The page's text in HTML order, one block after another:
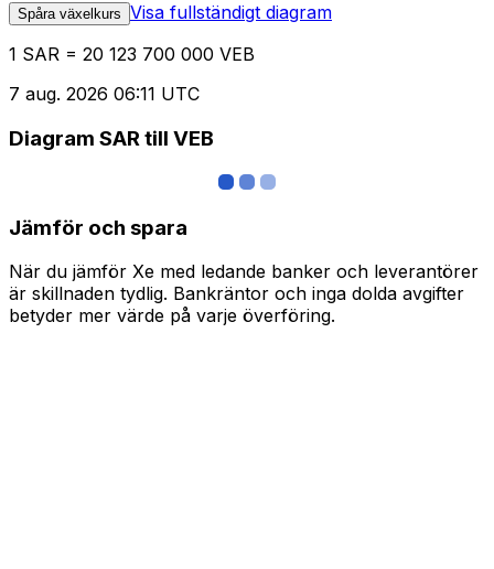
Spåra växelkurs Visa fullständigt diagram
1 SAR = 20 123 700 000 VEB
7 aug. 2026 06:11 UTC
Diagram SAR till VEB
Jämför och spara
När du jämför Xe med ledande banker och leverantörer
är skillnaden tydlig. Bankräntor och inga dolda avgifter
betyder mer värde på varje överföring.